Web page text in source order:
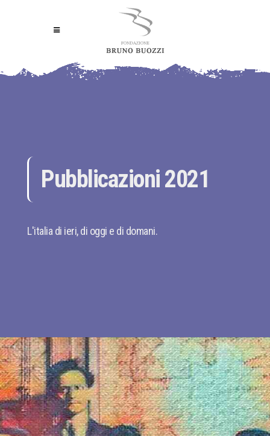
Pubblicazioni 2021
L'italia di ieri, di oggi e di domani.